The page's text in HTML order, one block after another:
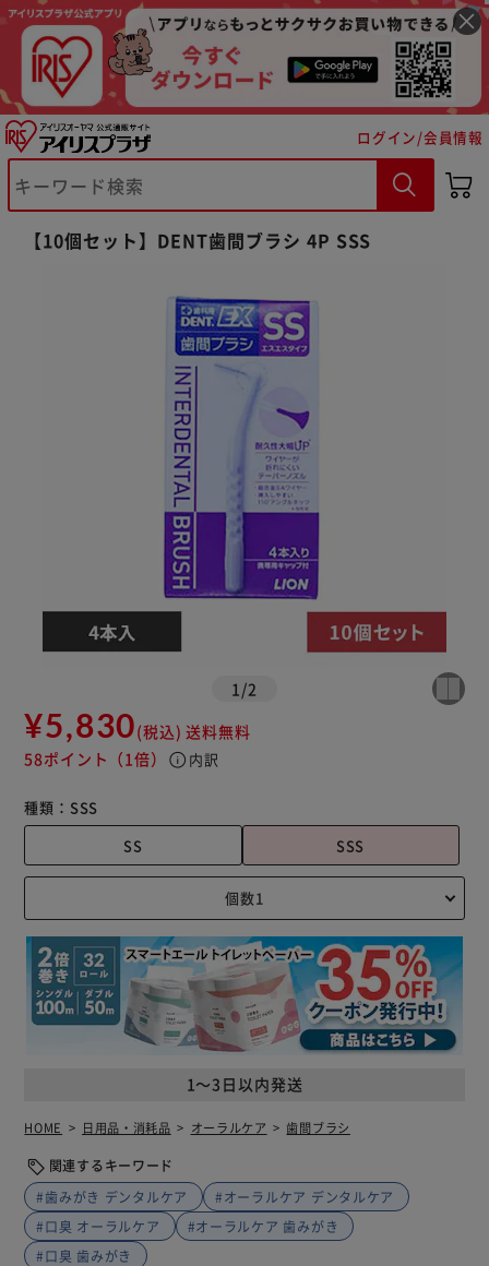
ログイン/会員情報
【10個セット】DENT歯間ブラシ 4P SSS
1 /2
¥5,830(税込) 送料無料
58ポイント （1倍） info 内訳
種類： SSS
SS
SSS
1～3日以内発送
HOME 日用品・消耗品 オーラルケア 歯間ブラシ
関連するキーワード
#歯みがき デンタルケア
#オーラルケア デンタルケア
#口臭 オーラルケア
#オーラルケア 歯みがき
#口臭 歯みがき
※ご確認ください